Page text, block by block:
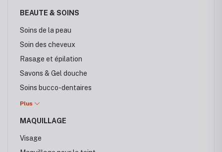
BEAUTE & SOINS
Soins de la peau
Soin des cheveux
Rasage et épilation
Savons & Gel douche
Soins bucco-dentaires
Perruques & Cheveux
Plus
MAQUILLAGE
Visage